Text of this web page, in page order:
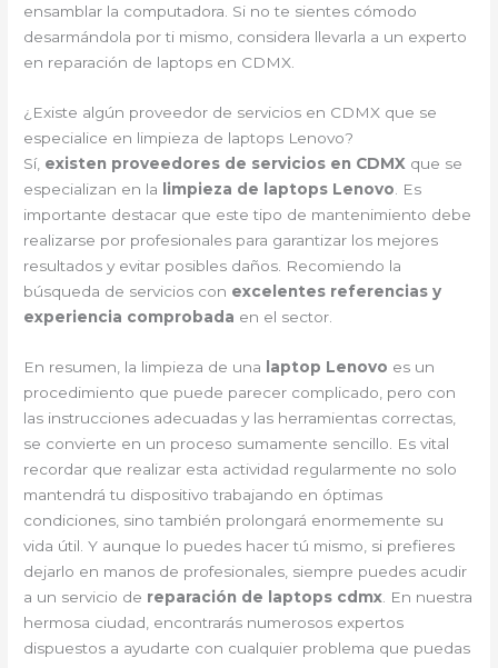
ensamblar la computadora. Si no te sientes cómodo
desarmándola por ti mismo, considera llevarla a un experto
en reparación de laptops en CDMX.
¿Existe algún proveedor de servicios en CDMX que se
especialice en limpieza de laptops Lenovo?
Sí, existen proveedores de servicios en CDMX que se
especializan en la
limpieza de laptops Lenovo . Es
importante destacar que este tipo de mantenimiento debe
realizarse por profesionales para garantizar los mejores
resultados y evitar posibles daños. Recomiendo la
búsqueda de servicios con excelentes referencias y
experiencia comprobada en el sector.
En resumen, la limpieza de una laptop Lenovo es un
procedimiento que puede parecer complicado, pero con
las instrucciones adecuadas y las herramientas correctas,
se convierte en un proceso sumamente sencillo. Es vital
recordar que realizar esta actividad regularmente no solo
mantendrá tu dispositivo trabajando en óptimas
condiciones, sino también prolongará enormemente su
vida útil. Y aunque lo puedes hacer tú mismo, si prefieres
dejarlo en manos de profesionales, siempre puedes acudir
a un servicio de reparación de laptops cdmx . En nuestra
hermosa ciudad, encontrarás numerosos expertos
dispuestos a ayudarte con cualquier problema que puedas